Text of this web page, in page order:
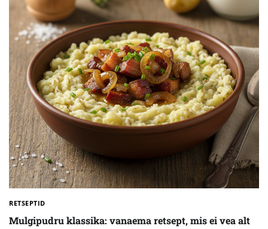
RETSEPTID
Mulgipudru klassika: vanaema retsept, mis ei vea alt